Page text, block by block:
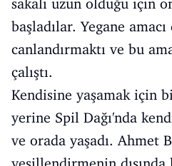
sakalı uzun olduğu için
başladılar. Yegane
canlandırmaktı ve bu
çalıştı.
Kendisine yaşamak için
yerine Spil Dağı'nda
ve orada yaşadı. Ahmet